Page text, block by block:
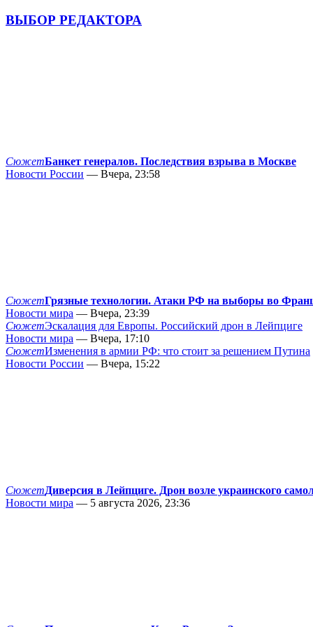
ВЫБОР РЕДАКТОРА
СюжетБанкет генералов. Последствия взрыва в Москве
Новости России — Вчера, 23:58
СюжетГрязные технологии. Атаки РФ на выборы во
Новости мира — Вчера, 23:39
СюжетЭскалация для Европы. Российский дрон в Лейпциге
Новости мира — Вчера, 17:10
СюжетИзменения в армии РФ: что стоит за решением Путина
Новости России — Вчера, 15:22
СюжетДиверсия в Лейпциге. Дрон возле украинского
Новости мира — 5 августа 2026, 23:36